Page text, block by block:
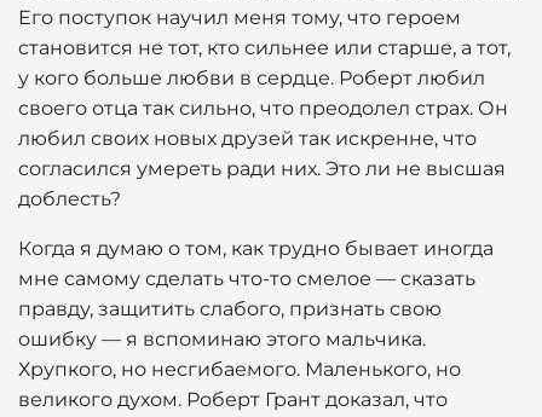
Его поступок научил меня тому, что героем
становится не тот, кто сильнее или старше, а тот,
у кого больше любви в сердце. Роберт любил
своего отца так сильно, что преодолел страх. Он
любил своих новых друзей так искренне, что
согласился умереть ради них. Это ли не высшая
доблесть?
Когда я думаю о том, как трудно бывает иногда
мне самому сделать что-то смелое — сказать
правду, защитить слабого, признать свою
ошибку — я вспоминаю этого мальчика.
Хрупкого, но несгибаемого. Маленького, но
великого духом. Роберт Грант доказал, что